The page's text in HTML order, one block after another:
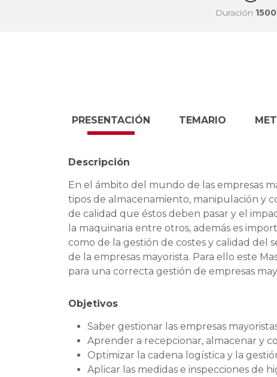
Duración
PRESENTACIÓN
Descripción
En el ámbito del mundo de las empresas
tipos de almacenamiento, manipulación y
de calidad que éstos deben pasar y el
la maquinaria entre otros, además es
como de la gestión de costes y calidad del
de la empresas mayorista. Para ello este
para una correcta gestión de empresas
Objetivos
Saber gestionar las empresas
Aprender a recepcionar, almacenar y
Optimizar la cadena logística y la
Aplicar las medidas e inspecciones de
TEMARIO